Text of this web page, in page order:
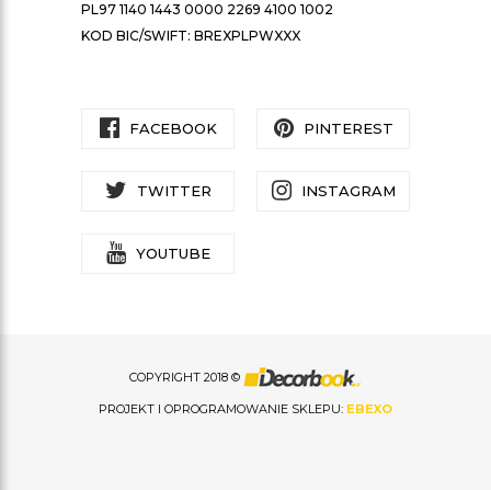
PL97 1140 1443 0000 2269 4100 1002
KOD BIC/SWIFT: BREXPLPWXXX
FACEBOOK PINTEREST
TWITTER INSTAGRAM
YOUTUBE
COPYRIGHT 2018 ©
PROJEKT I OPROGRAMOWANIE SKLEPU: EBEXO